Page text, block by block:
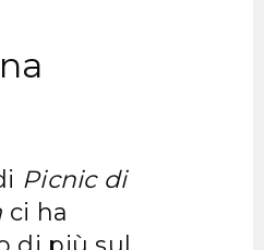
Picnic di
ci ha